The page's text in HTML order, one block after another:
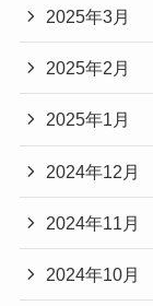
2025年3月
2025年2月
2025年1月
2024年12月
2024年11月
2024年10月